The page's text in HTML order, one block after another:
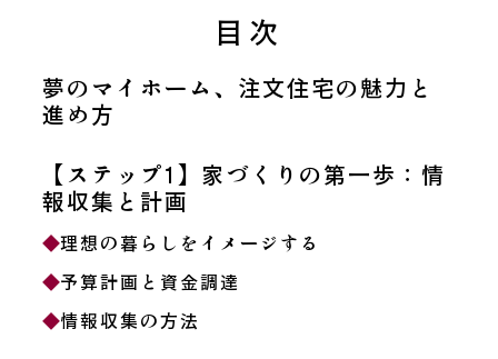
目次
夢のマイホーム、注文住宅の魅力と
進め方
【ステップ1】家づくりの第一歩：情
報収集と計画
理想の暮らしをイメージする
予算計画と資金調達
情報収集の方法